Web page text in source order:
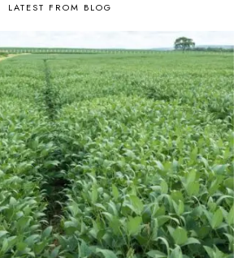
LATEST FROM BLOG